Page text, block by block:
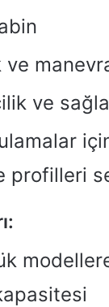
ve
ve
profilleri
modellere